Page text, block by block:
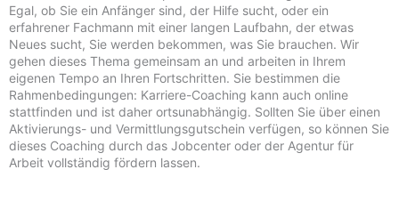
Egal, ob Sie ein Anfänger sind, der Hilfe sucht, oder ein
erfahrener Fachmann mit einer langen Laufbahn, der etwas
Neues sucht, Sie werden bekommen, was Sie brauchen. Wir
gehen dieses Thema gemeinsam an und arbeiten in Ihrem
eigenen Tempo an Ihren Fortschritten. Sie bestimmen die
Rahmenbedingungen: Karriere-Coaching kann auch online
stattfinden und ist daher ortsunabhängig. Sollten Sie über einen
Aktivierungs- und Vermittlungsgutschein verfügen, so können Sie
dieses Coaching durch das Jobcenter oder der Agentur für
Arbeit vollständig fördern lassen.